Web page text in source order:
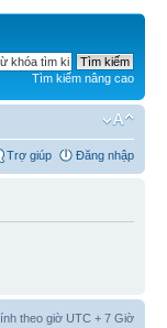
Tìm kiếm nâng cao
Trợ giúp Đăng nhập
theo giờ UTC + 7 Giờ